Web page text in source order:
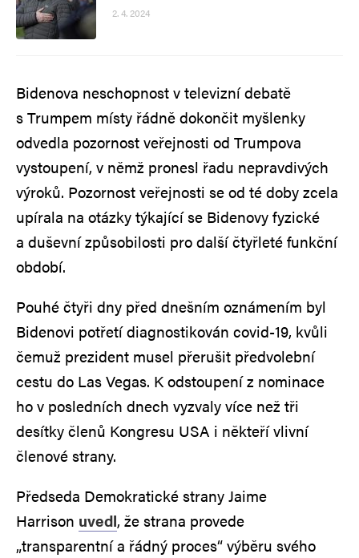
2. 4. 2024
Bidenova neschopnost v televizní debatě
s Trumpem místy řádně dokončit myšlenky
odvedla pozornost veřejnosti od Trumpova
vystoupení, v němž pronesl řadu nepravdivých
výroků. Pozornost veřejnosti se od té doby zcela
upírala na otázky týkající se Bidenovy fyzické
a duševní způsobilosti pro další čtyřleté funkční
období.
Pouhé čtyři dny před dnešním oznámením byl
Bidenovi potřetí diagnostikován covid-19, kvůli
čemuž prezident musel přerušit předvolební
cestu do Las Vegas. K odstoupení z nominace
ho v posledních dnech vyzvaly více než tři
desítky členů Kongresu USA i někteří vlivní
členové strany.
Předseda Demokratické strany Jaime
Harrison uvedl, že strana provede
„transparentní a řádný proces“ výběru svého